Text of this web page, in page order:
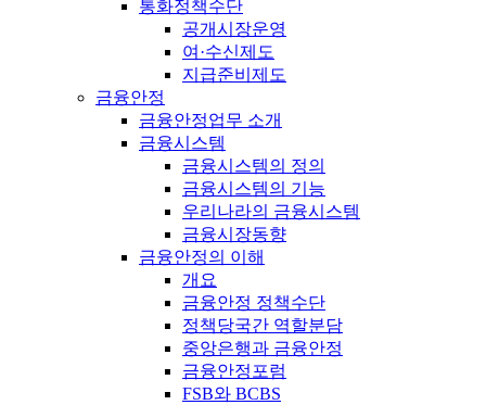
통화정책수단
공개시장운영
여·수신제도
지급준비제도
금융안정
금융안정업무 소개
금융시스템
금융시스템의 정의
금융시스템의 기능
우리나라의 금융시스템
금융시장동향
금융안정의 이해
개요
금융안정 정책수단
정책당국간 역할분담
중앙은행과 금융안정
금융안정포럼
FSB와 BCBS